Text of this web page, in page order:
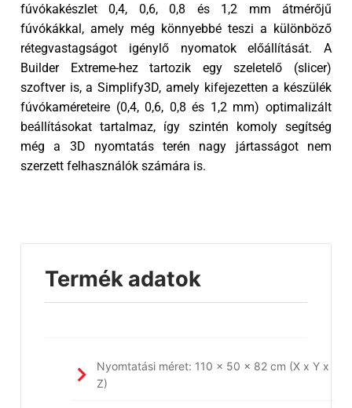
fúvókakészlet 0,4, 0,6, 0,8 és 1,2 mm átmérőjű
fúvókákkal, amely még könnyebbé teszi a különböző
rétegvastagságot igénylő nyomatok előállítását. A
Builder Extreme-hez tartozik egy szeletelő (slicer)
szoftver is, a Simplify3D, amely kifejezetten a készülék
fúvókaméreteire (0,4, 0,6, 0,8 és 1,2 mm) optimalizált
beállításokat tartalmaz, így szintén komoly segítség
még a 3D nyomtatás terén nagy jártasságot nem
szerzett felhasználók számára is.
Termék adatok
Nyomtatási méret: 110 x 50 x 82 cm (X x Y x
Z)